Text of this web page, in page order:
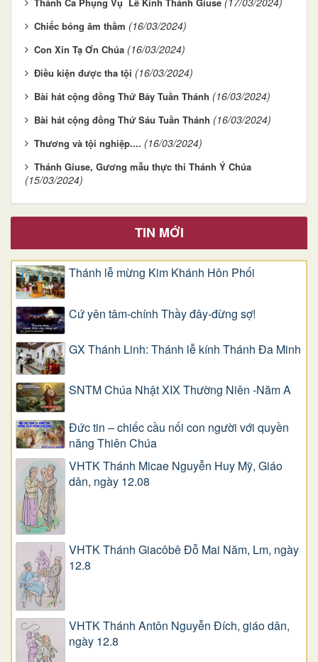
Thánh Ca Phụng Vụ Lễ Kính Thánh Giuse
Chiếc bóng âm thầm (16/03/2024)
Con Xin Tạ Ơn Chúa (16/03/2024)
Điều kiện được tha tội (16/03/2024)
Bài hát cộng đồng Thứ Bảy Tuần Thánh (16/03/2024)
Bài hát cộng đồng Thứ Sáu Tuần Thánh (16/03/2024)
Thương và tội nghiệp.... (16/03/2024)
Thánh Giuse, Gương mẫu thực thi Thánh Ý Chúa
(15/03/2024)
TIN MỚI
Thánh lễ mừng Kim Khánh Hôn Phối
Cứ yên tâm-chính Thầy đây-đừng sợ!
GX Thánh Linh: Thánh lễ kính Thánh Đa Minh
SNTM Chúa Nhật XIX Thường Niên -Năm A
Đức tin – chiếc cầu nối con người với quyền
năng Thiên Chúa
VHTK Thánh Micae Nguyễn Huy Mỹ, Giáo
dân, ngày 12.08
VHTK Thánh Giacôbê Ðỗ Mai Năm, Lm, ngày
12.8
VHTK Thánh Antôn Nguyễn Ðích, giáo dân,
ngày 12.8